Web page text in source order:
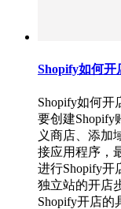
Shopify如何开
Shopify如何开
要创建Shopify
义商店、添加
接应用程序，
进行Shopify开
独立站的开店
Shopify开店的